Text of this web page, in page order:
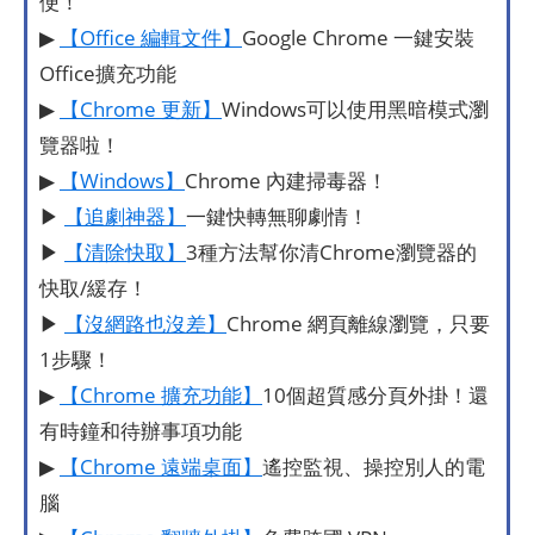
▶
【Office 編輯文件】 Google Chrome 一鍵安裝
Office擴充功能
▶
【Chrome 更新】 Windows可以使用黑暗模式瀏
覽器啦！
▶
【Windows】 Chrome 內建掃毒器！
▶
【追劇神器】 一鍵快轉無聊劇情！
▶
【清除快取】 3種方法幫你清Chrome瀏覽器的
快取/緩存！
▶
【沒網路也沒差】 Chrome 網頁離線瀏覽，只要
1步驟！
▶
【Chrome 擴充功能】 10個超質感分頁外掛！還
有時鐘和待辦事項功能
▶
【Chrome 遠端桌面】 遙控監視、操控別人的電
腦